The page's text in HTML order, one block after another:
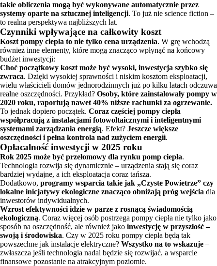
takie obliczenia mogą być wykonywane automatycznie przez
systemy oparte na sztucznej inteligencji. To już nie science fiction –
to realna perspektywa najbliższych lat.
Czynniki wpływające na całkowity koszt
Koszt pompy ciepła to nie tylko cena urządzenia. W grę wchodzą
również inne elementy, które mogą znacząco wpłynąć na końcowy
budżet inwestycji:
Choć początkowy koszt może być wysoki, inwestycja szybko się
zwraca. Dzięki wysokiej sprawności i niskim kosztom eksploatacji,
wielu właścicieli domów jednorodzinnych już po kilku latach odczuwa
realne oszczędności. Przykład? Osoby, które zainstalowały pompy w
2020 roku, raportują nawet 40% niższe rachunki za ogrzewanie.
To jednak dopiero początek. Coraz częściej pompy ciepła
współpracują z instalacjami fotowoltaicznymi i inteligentnymi
systemami zarządzania energią. Efekt? Jeszcze większe
oszczędności i pełna kontrola nad zużyciem energii.
Opłacalność inwestycji w 2025 roku
Rok 2025 może być przełomowy dla rynku pomp ciepła.
Technologia rozwija się dynamicznie – urządzenia stają się coraz
bardziej wydajne, a ich eksploatacja coraz tańsza.
Dodatkowo, programy wsparcia takie jak „Czyste Powietrze” czy
lokalne inicjatywy ekologiczne znacząco obniżają próg wejścia dla
inwestorów indywidualnych.
Wzrost efektywności idzie w parze z rosnącą świadomością
ekologiczną. Coraz więcej osób postrzega pompy ciepła nie tylko jako
sposób na oszczędność, ale również jako inwestycję w przyszłość –
swoją i środowiska. Czy w 2025 roku pompy ciepła będą tak
powszechne jak instalacje elektryczne? Wszystko na to wskazuje –
zwłaszcza jeśli technologia nadal będzie się rozwijać, a wsparcie
finansowe pozostanie na atrakcyjnym poziomie.